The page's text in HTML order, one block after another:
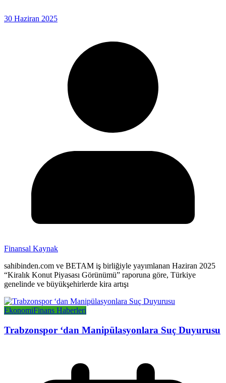
30 Haziran 2025
Finansal Kaynak
sahibinden.com ve BETAM iş birliğiyle yayımlanan Haziran 2025
“Kiralık Konut Piyasası Görünümü” raporuna göre, Türkiye
genelinde ve büyükşehirlerde kira artışı
EkonomiFinans Haberleri
Trabzonspor ‘dan Manipülasyonlara Suç Duyurusu